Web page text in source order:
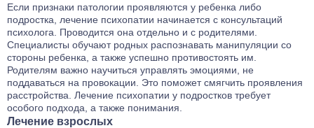
Если признаки патологии проявляются у ребенка либо
подростка, лечение психопатии начинается с консультаций
психолога. Проводится она отдельно и с родителями.
Специалисты обучают родных распознавать манипуляции со
стороны ребенка, а также успешно противостоять им.
Родителям важно научиться управлять эмоциями, не
поддаваться на провокации. Это поможет смягчить проявления
расстройства. Лечение психопатии у подростков требует
особого подхода, а также понимания.
Лечение взрослых